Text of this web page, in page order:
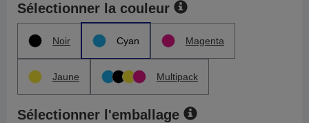
Sélectionner la couleur
Noir Cyan Magenta
Jaune Multipack
Sélectionner l'emballage